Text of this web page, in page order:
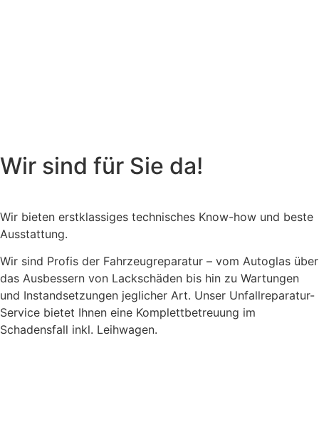
Wir sind für Sie da!
Wir bieten erstklassiges technisches Know-how und beste
Ausstattung.
Wir sind Profis der Fahrzeugreparatur – vom Autoglas über
das Ausbessern von Lackschäden bis hin zu Wartungen
und Instandsetzungen jeglicher Art. Unser Unfallreparatur-
Service bietet Ihnen eine Komplettbetreuung im
Schadensfall inkl. Leihwagen.